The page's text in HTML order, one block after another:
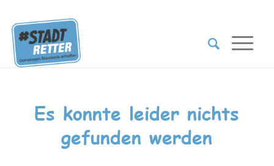
Es konnte leider nichts
gefunden werden